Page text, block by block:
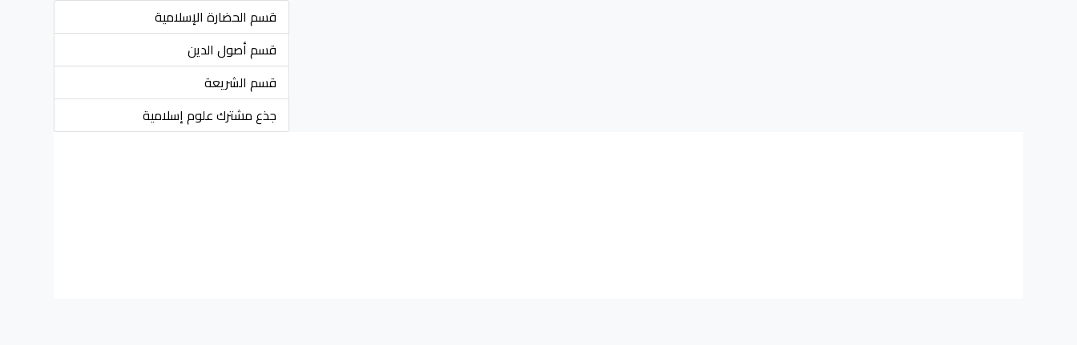
قسم الحضارة الإسلامية
قسم أصول الدين
قسم الشريعة
جذع مشترك علوم إسلامية